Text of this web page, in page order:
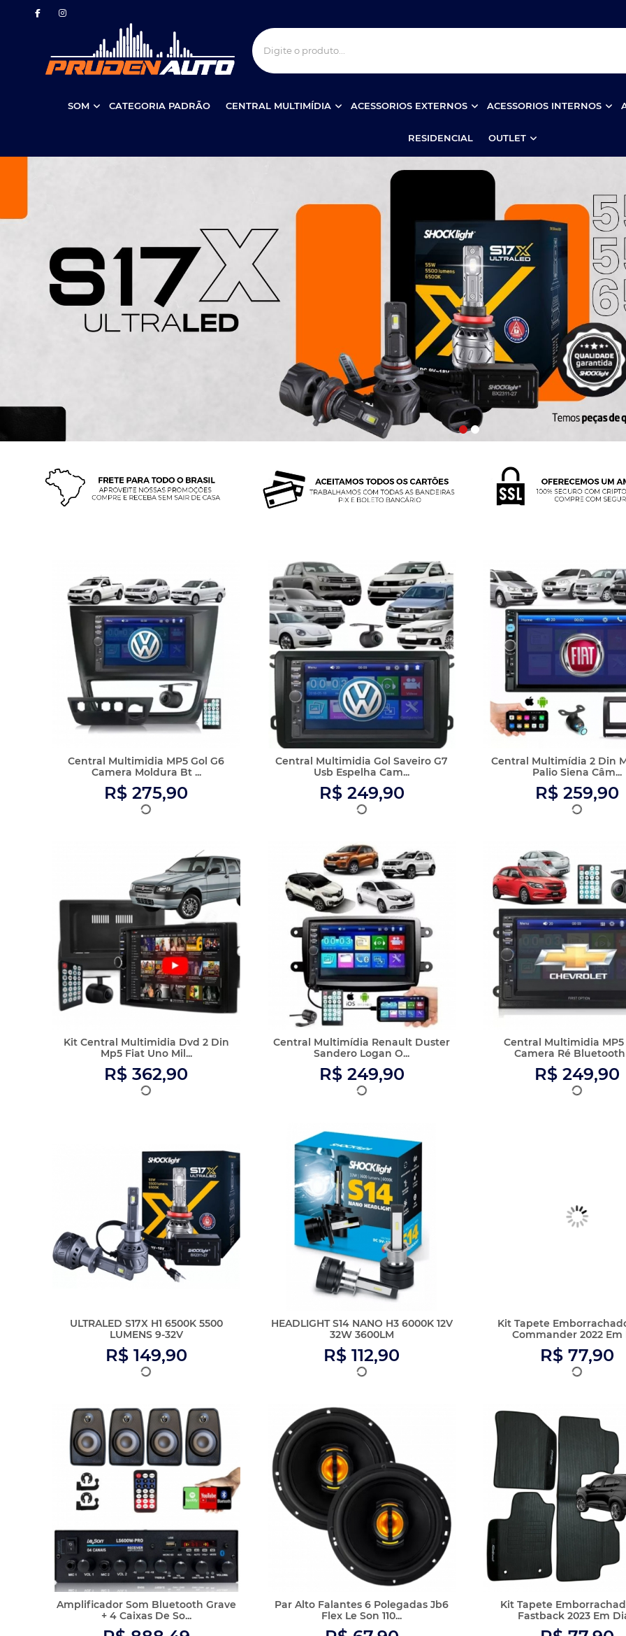
SOM CATEGORIA PADRÃO CENTRAL MULTIMÍDIA ACESSORIOS EXTERNOS ACESSORIOS INTERNOS
RESIDENCIAL OUTLET
Central Multimidia MP5 Gol G6
Camera Moldura Bt ...
Central Multimidia Gol Saveiro G7
Usb Espelha Cam...
R$ 249,90
Central Multimídia 2 Din
Palio Siena Câm...
R$ 259,90
Kit Central Multimidia Dvd 2 Din
Mp5 Fiat Uno Mil...
R$ 362,90
Central Multimídia Renault Duster
Sandero Logan O...
R$ 249,90
Central Multimidia
Camera Ré Bluetooth
R$ 249,90
ULTRALED S17X H1 6500K 5500
LUMENS 9-32V
R$ 149,90
HEADLIGHT S14 NANO H3 6000K 12V
32W 3600LM
R$ 112,90
Kit Tapete
Commander 2022 Em
R$ 77,90
Amplificador Som Bluetooth Grave
+ 4 Caixas De So...
R$ 888,49
Par Alto Falantes 6 Polegadas Jb6
Flex Le Son 110...
R$ 67,90
Kit Tapete
Fastback 2023 Em
R$ 77,90
Mais vendidos